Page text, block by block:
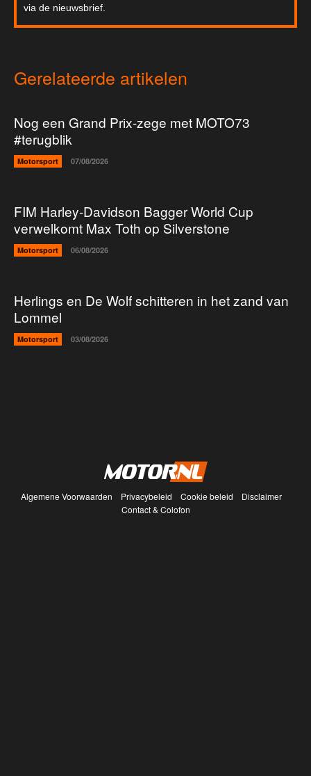
via de nieuwsbrief.
Gerelateerde artikelen
Nog een Grand Prix-zege met MOTO73
#terugblik
Motorsport 07/08/2026
FIM Harley-Davidson Bagger World Cup
verwelkomt Max Toth op Silverstone
Motorsport 06/08/2026
Herlings en De Wolf schitteren in het zand van
Lommel
Motorsport 03/08/2026
Algemene Voorwaarden Privacybeleid Cookie beleid
Disclaimer
Contact & Colofon